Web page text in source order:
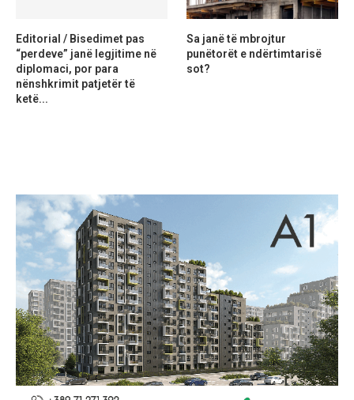
Editorial / Bisedimet pas
“perdeve” janë legjitime në
diplomaci, por para
nënshkrimit patjetër të
ketë...
Sa janë të mbrojtur
punëtorët e ndërtimtarisë
sot?